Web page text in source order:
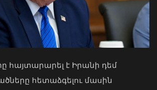
ջրային ավազաններն
քիմիական
Ազիզյան
19:56
Ռադայի
է ՀՀ ԱԺ
17:41
հայտարարել է Իրանի դեմ
հետաձգելու մասին